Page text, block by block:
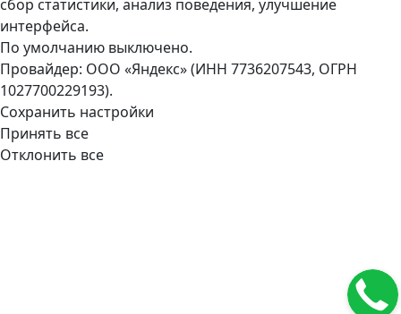
сбор статистики, анализ поведения, улучшение
интерфейса.
По умолчанию выключено.
Провайдер: ООО «Яндекс» (ИНН 7736207543, ОГРН
1027700229193).
Сохранить настройки
Принять все
Отклонить все